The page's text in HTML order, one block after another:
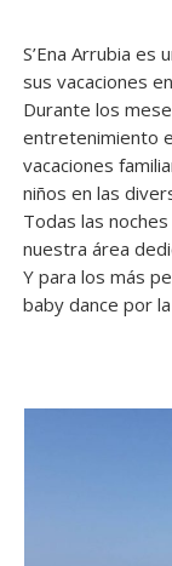
S’Ena Arrubia es
sus vacaciones
Durante los
entretenimiento
vacaciones
niños en las
Todas las
nuestra área
Y para los más
baby dance por